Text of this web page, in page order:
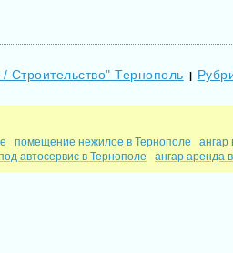
Строительство" Тернополь |
помещение нежилое в Тернополе ангар
автосервис в Тернополе ангар аренда